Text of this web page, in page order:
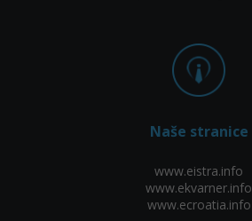
Naše stranice
www.eistra.info
www.ekvarner.info
www.ecroatia.info